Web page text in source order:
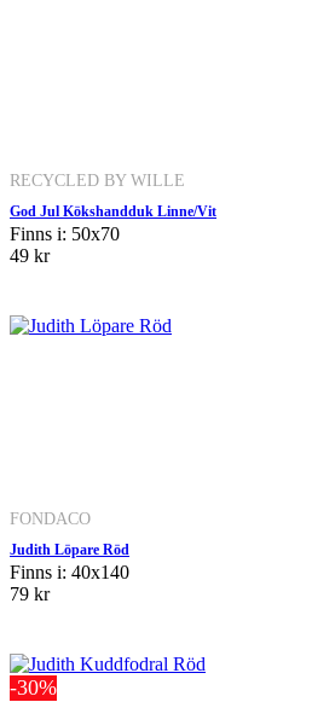
RECYCLED BY WILLE
God Jul Kökshandduk Linne/Vit
Finns i: 50x70
49 kr
FONDACO
Judith Löpare Röd
Finns i: 40x140
79 kr
-30%